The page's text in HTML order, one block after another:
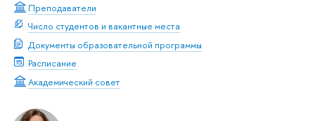
Преподаватели
Число студентов и вакантные места
Документы образовательной программы
Расписание
Академический совет